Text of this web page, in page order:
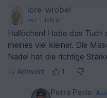
lore-wrobel
vor 1 Jahren
Hallöchen! Habe das Tuch
meines viel kleiner. Die Maschenzahl stimmt und die
Nadel hat die richtige
Antwort 1
Petra Perle